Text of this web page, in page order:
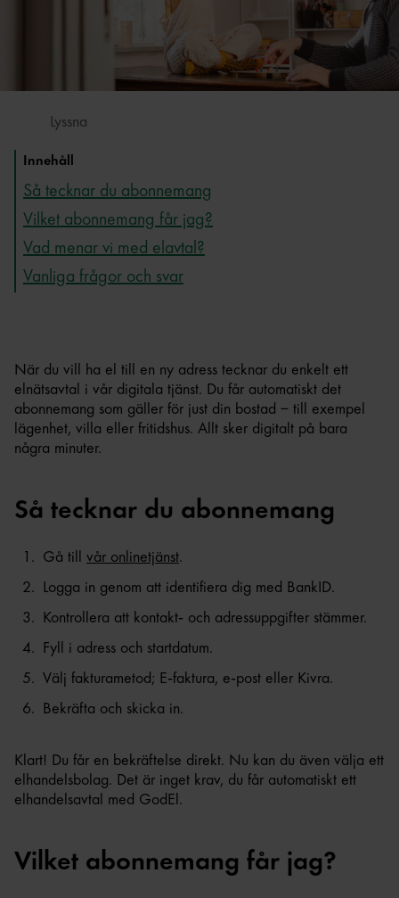
Lyssna
Innehåll
Så tecknar du abonnemang
Vilket abonnemang får jag?
Vad menar vi med elavtal?
Vanliga frågor och svar
När du vill ha el till en ny adress tecknar du enkelt ett
elnätsavtal i vår digitala tjänst. Du får automatiskt det
abonnemang som gäller för just din bostad – till exempel
lägenhet, villa eller fritidshus. Allt sker digitalt på bara
några minuter.
Så tecknar du abonnemang
Gå till vår onlinetjänst.
Logga in genom att identifiera dig med BankID.
Kontrollera att kontakt‑ och adressuppgifter stämmer.
Fyll i adress och startdatum.
Välj fakturametod; E‑faktura, e‑post eller Kivra.
Bekräfta och skicka in.
Klart! Du får en bekräftelse direkt. Nu kan du även välja ett
elhandelsbolag. Det är inget krav, du får automatiskt ett
elhandelsavtal med GodEl.
Vilket abonnemang får jag?